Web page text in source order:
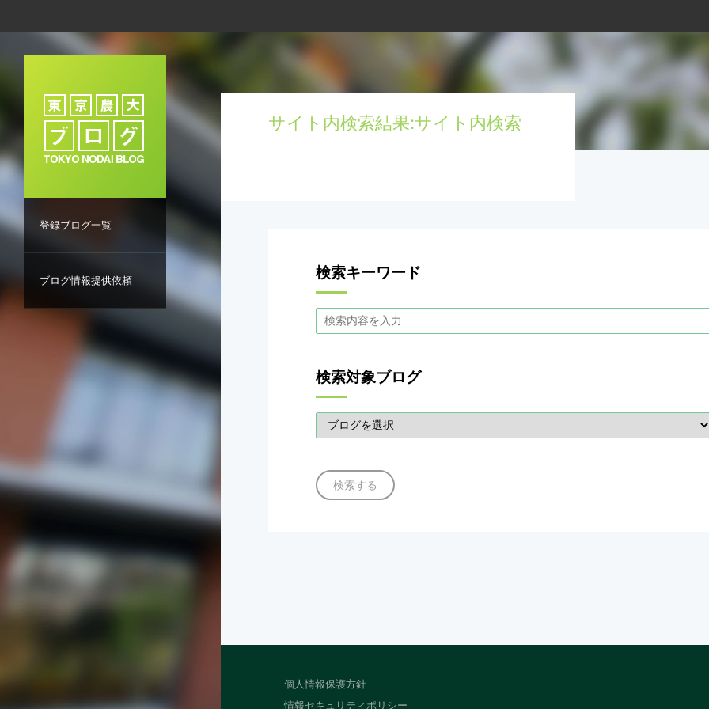
登録ブログ一覧
ブログ情報提供依頼
サイト内検索結果:サイト内検索
検索キーワード
検索対象ブログ
検索する
個人情報保護方針
情報セキュリティポリシー